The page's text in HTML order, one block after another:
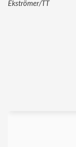
Ekströmer/TT